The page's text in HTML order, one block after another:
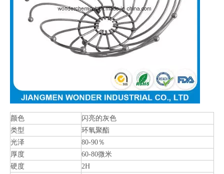
颜色
闪亮的灰色
类型
环氧聚酯
光泽
80-90％
厚度
60-80微米
硬度
2H